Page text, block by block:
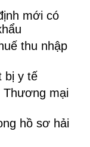
mới có
thu nhập
bị y tế
Thương mại
hồ sơ hải